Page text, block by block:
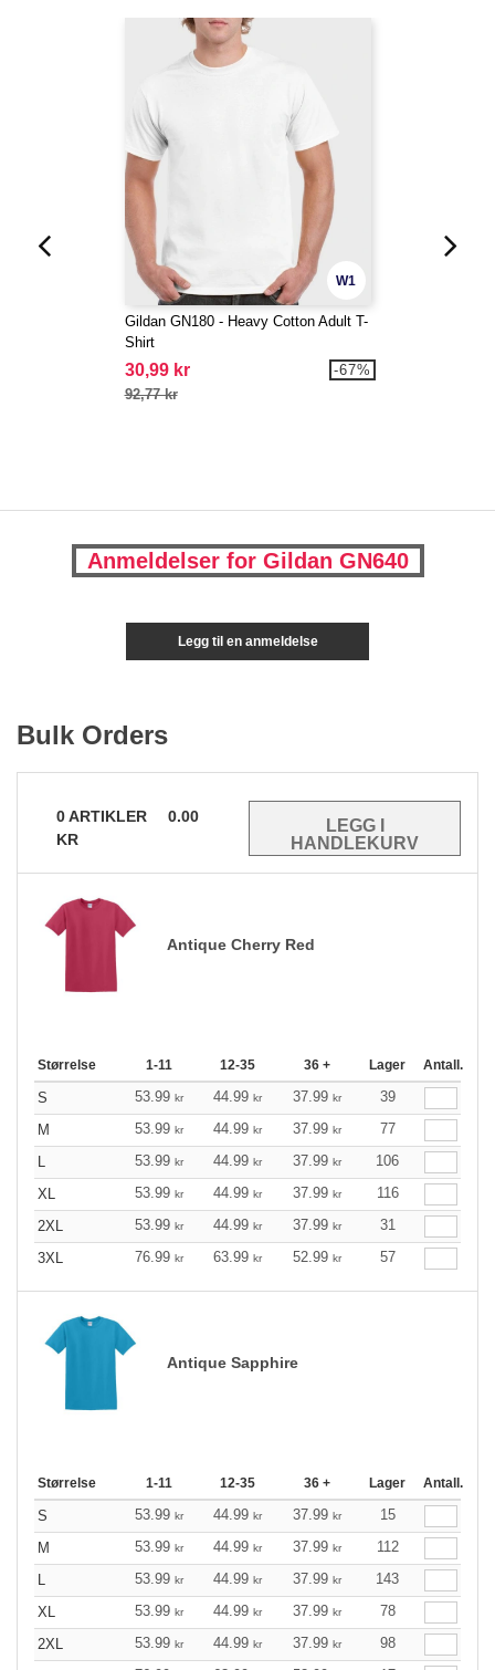
W1
Gildan GN180 - Heavy Cotton Adult T-
Shirt
30,99 kr
92,77 kr
-67%
Anmeldelser for Gildan GN640
Legg til en anmeldelse
Bulk Orders
0ARTIKLER
0.00
KR
Antique Cherry Red
Størrelse 1-11 12-35 36 + Lager Antall.
S 53.99 kr 44.99 kr 37.99 kr
39
M
53.99 kr 44.99 kr 37.99 kr
77
L
53.99 kr 44.99 kr 37.99 kr
106
XL
53.99 kr 44.99 kr 37.99 kr
116
2XL
53.99 kr 44.99 kr 37.99 kr
31
3XL
76.99 kr 63.99 kr 52.99 kr 57
Antique Sapphire
Størrelse 1-11 12-35 36 + Lager Antall.
S 53.99 kr 44.99 kr 37.99 kr
15
M
53.99 kr 44.99 kr 37.99 kr
112
L
53.99 kr 44.99 kr 37.99 kr
143
XL
53.99 kr 44.99 kr 37.99 kr
78
2XL
53.99 kr 44.99 kr 37.99 kr
98